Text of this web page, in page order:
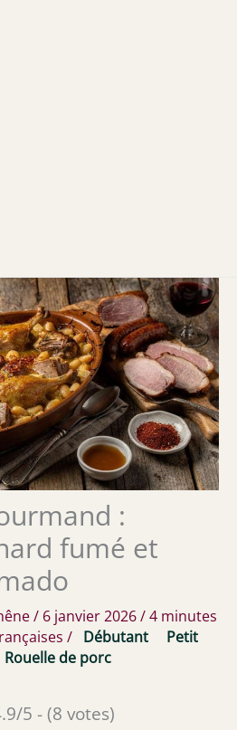
:
fumé et
/ 6 janvier 2026/4 minutes
/ Débutant
Petit
Rouelle de porc
5 - (8 votes)